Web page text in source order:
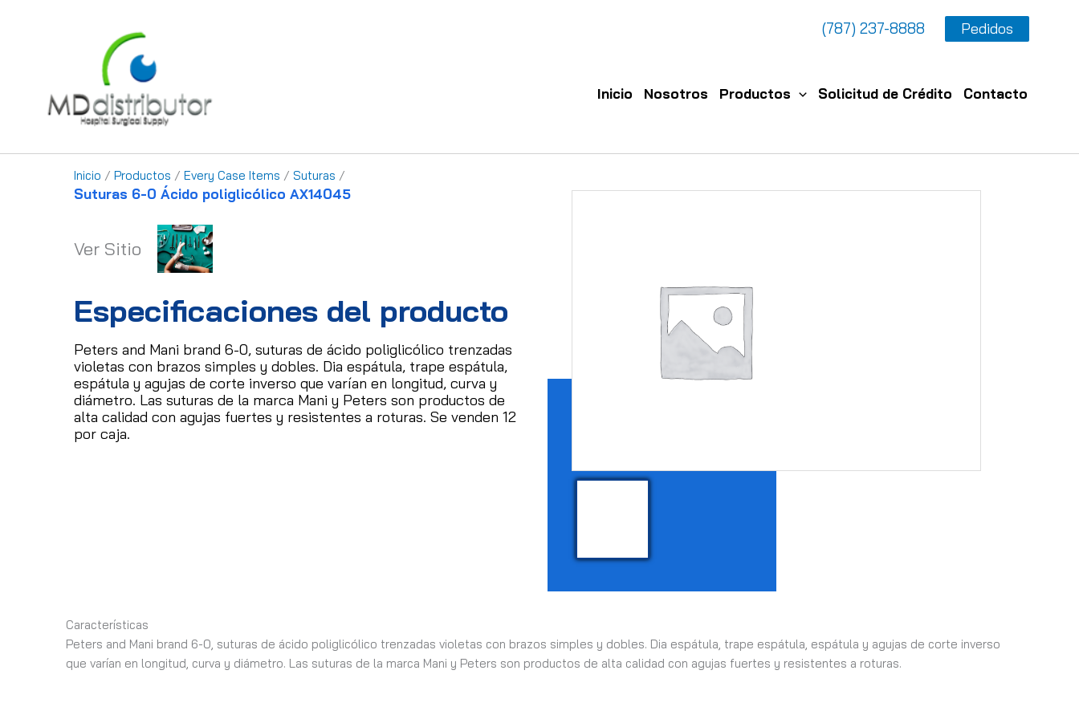
(787) 237-8888 Pedidos
Inicio Nosotros Productos Solicitud de Crédito Contacto
Inicio / Productos / Every Case Items / Suturas /
Suturas 6-0 Ácido poliglicólico AX14045
Ver Sitio
Especificaciones del producto
Peters and Mani brand 6-0, suturas de ácido poliglicólico trenzadas
violetas con brazos simples y dobles. Dia espátula, trape espátula,
espátula y agujas de corte inverso que varían en longitud, curva y
diámetro. Las suturas de la marca Mani y Peters son productos de
alta calidad con agujas fuertes y resistentes a roturas. Se venden 12
por caja.
Características
Peters and Mani brand 6-0, suturas de ácido poliglicólico trenzadas violetas con brazos simples y dobles. Dia espátula, trape espátula, espátula y agujas de corte inverso
que varían en longitud, curva y diámetro. Las suturas de la marca Mani y Peters son productos de alta calidad con agujas fuertes y resistentes a roturas.